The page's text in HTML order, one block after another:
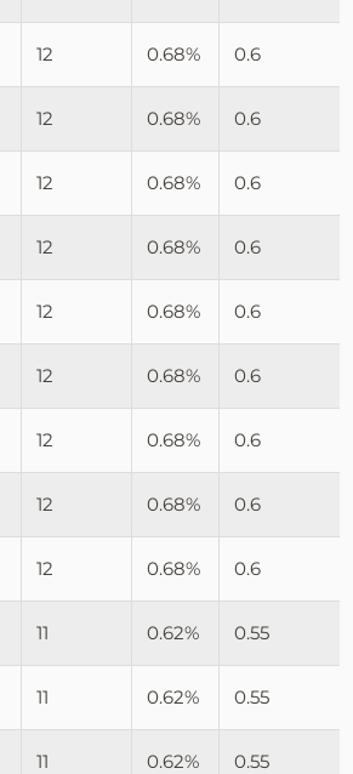
12 0.68% 0.6
12 0.68% 0.6
12 0.68% 0.6
12 0.68% 0.6
12 0.68% 0.6
12 0.68% 0.6
12 0.68% 0.6
12 0.68% 0.6
12 0.68% 0.6
11 0.62% 0.55
11 0.62% 0.55
11 0.62% 0.55